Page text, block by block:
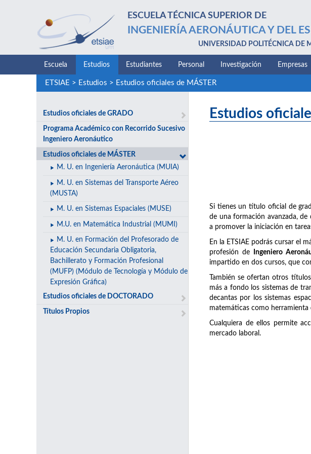
ESCUELA TÉCNICA SUPERIOR DE
INGENIERÍA AERONÁUTICA Y DEL
UNIVERSIDAD POLITÉCNICA DE
Escuela Estudios Estudiantes Personal Investigación Empresas
ETSIAE > Estudios > Estudios oficiales de MÁSTER
Estudios oficiales de GRADO
Programa Académico con Recorrido Sucesivo
Ingeniero Aeronáutico
Estudios oficiales de MÁSTER
M. U. en Ingeniería Aeronáutica (MUIA)
M. U. en Sistemas del Transporte Aéreo
(MUSTA)
M. U. en Sistemas Espaciales (MUSE)
M.U. en Matemática Industrial (MUMI)
M. U. en Formación del Profesorado de
Educación Secundaria Obligatoria,
Bachillerato y Formación Profesional
(MUFP) (Módulo de Tecnología y Módulo de
Expresión Gráfica)
Estudios oficiales de DOCTORADO
Títulos Propios
Estudios
Si tienes un título oficial de
de una formación avanzada, de
a promover la iniciación en
En la ETSIAE podrás cursar el
profesión de
Ingeniero
impartido en dos cursos, que
También se ofertan otros
más a fondo los sistemas de
decantas por los sistemas
matemáticas como
Cualquiera de ellos permite
mercado laboral.